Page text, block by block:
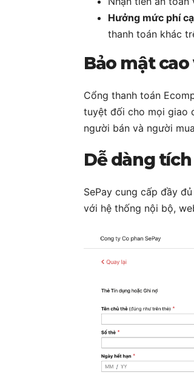
Hưởng mức phí
thanh toán khác
Bảo mật
Cổng thanh toán
tuyệt đối cho mọi giao
người bán và người
Dễ dàng
SePay cung cấp đầy
với hệ thống nội bộ,